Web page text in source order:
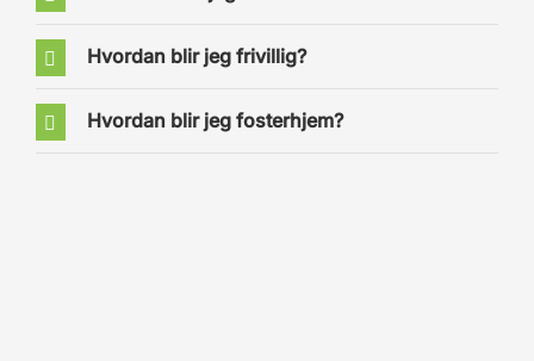
Hvordan blir jeg frivillig?
Hvordan blir jeg fosterhjem?